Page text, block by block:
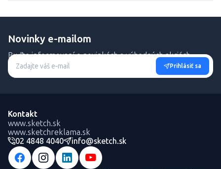
Novinky e-mailom
Buďte informovaní o novinkách a výhodných akciách.
Prihlásiť sa
Kontakt
www.sketch.sk
www.sketchreklama.sk
02 4848 4040
info@sketch.sk